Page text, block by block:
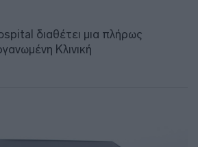
διαθέτει μια πλήρως
Κλινική